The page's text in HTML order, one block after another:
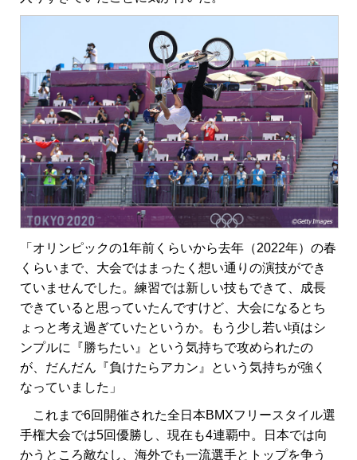
「オリンピックの1年前くらいから去年（2022年）の春
くらいまで、大会ではまったく想い通りの演技ができ
ていませんでした。練習では新しい技もできて、成長
できていると思っていたんですけど、大会になるとち
ょっと考え過ぎていたというか。もう少し若い頃はシ
ンプルに『勝ちたい』という気持ちで攻められたの
が、だんだん『負けたらアカン』という気持ちが強く
なっていました」
これまで6回開催された全日本BMXフリースタイル選
手権大会では5回優勝し、現在も4連覇中。日本では向
かうところ敵なし、海外でも一流選手とトップを争う